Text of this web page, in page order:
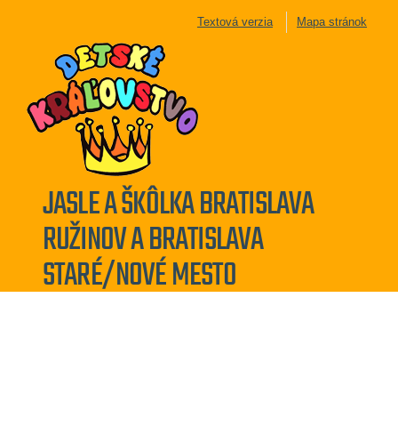
Textová verzia Mapa stránok
JASLE A ŠKÔLKA BRATISLAVA
RUŽINOV A BRATISLAVA
STARÉ/NOVÉ MESTO